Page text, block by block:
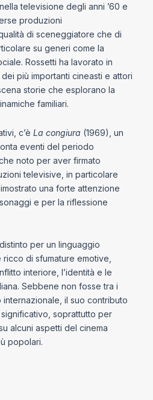
televisione degli anni ’60 e
produzioni
di sceneggiatore che di
su generi come la
Rossetti ha lavorato in
più importanti cineasti e attori
storie che esplorano la
familiari.
c’è La congiura (1969), un
eventi del periodo
noto per aver firmato
televisive, in particolare
una forte attenzione
e per la riflessione
per un linguaggio
di sfumature emotive,
interiore, l’identità e le
Sebbene non fosse tra i
il suo contributo
soprattutto per
alcuni aspetti del cinema
popolari.